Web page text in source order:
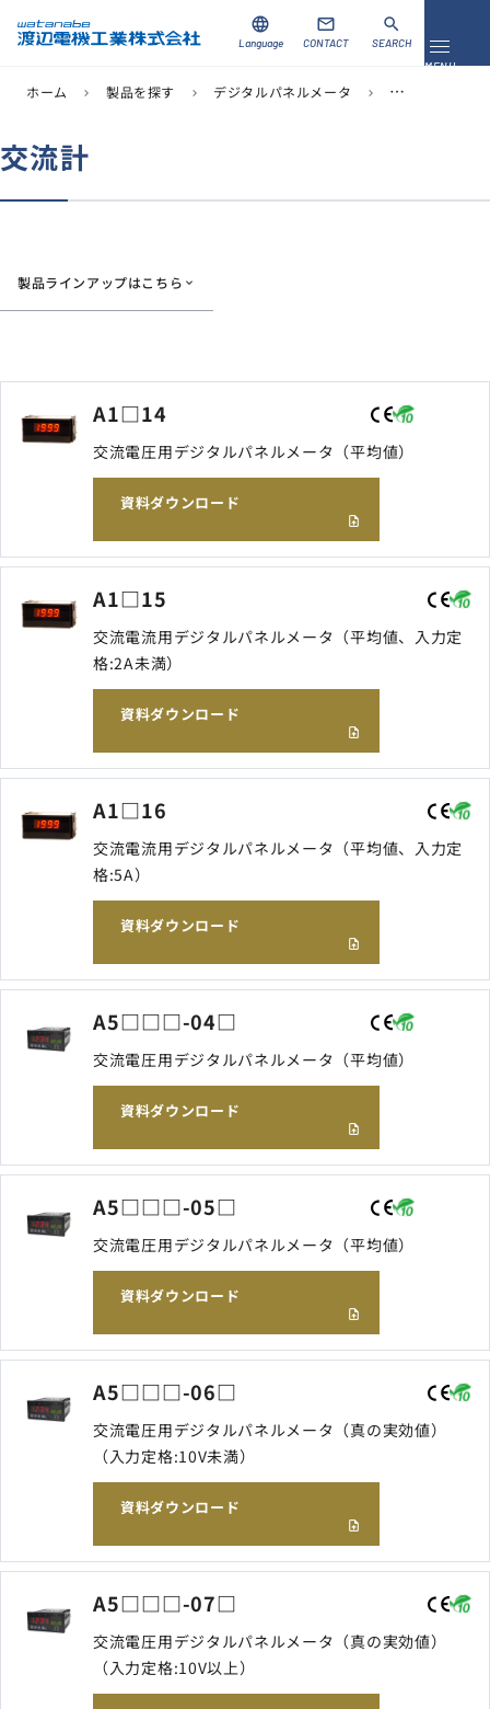
メニュ
MENU
製品を探す
導入事例
当社について
サイトマップ
ナレッジブログ
よくあるご質問 採用情報open_in_new
language
Language
mail
CONTACT
search
SEARCH
ホーム chevron_right 製品を探す chevron_right デジタルパネルメータ chevron_right サイズで探す
交流計
製品ラインアップはこちら
A1□14
交流電圧用デジタルパネルメータ（平均値）
資料ダウンロード
A1□15
交流電流用デジタルパネルメータ（平均値、入力定
格:2A未満）
資料ダウンロード
A1□16
交流電流用デジタルパネルメータ（平均値、入力定
格:5A）
資料ダウンロード
A5□□□-04□
交流電圧用デジタルパネルメータ（平均値）
資料ダウンロード
A5□□□-05□
交流電圧用デジタルパネルメータ（平均値）
資料ダウンロード
A5□□□-06□
交流電圧用デジタルパネルメータ（真の実効値）
（入力定格:10V未満）
資料ダウンロード
A5□□□-07□
交流電圧用デジタルパネルメータ（真の実効値）
（入力定格:10V以上）